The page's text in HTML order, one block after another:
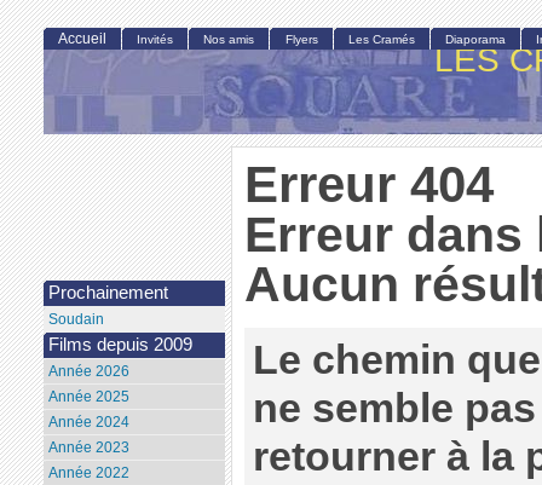
LES
Erreur 404
Erreur dans
Aucun
Le chemin
ne semble
retourner à la
Accueil Invités Nos amis Flyers Les Cramés Diaporama
Prochainement
Soudain
Films depuis 2009
Année 2026
Année 2025
Année 2024
Année 2023
Année 2022